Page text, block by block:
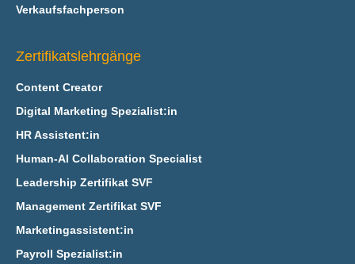
Verkaufsfachperson
Zertifikatslehrgänge
Content Creator
Digital Marketing Spezialist:in
HR Assistent:in
Human-AI Collaboration Specialist
Leadership Zertifikat SVF
Management Zertifikat SVF
Marketingassistent:in
Payroll Spezialist:in